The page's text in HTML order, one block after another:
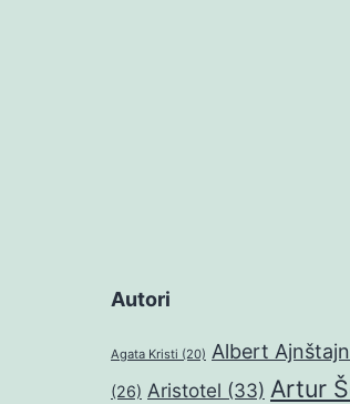
Autori
Agata Kristi (20) Albert Ajnštajn
(26) Aristotel (33) Artur